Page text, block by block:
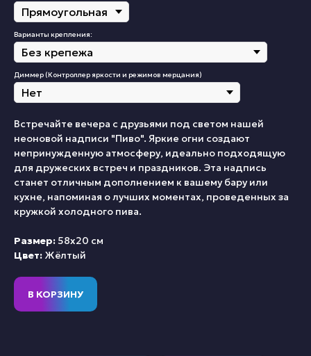
Варианты крепления:
Диммер (Контроллер яркости и режимов мерцания)
Встречайте вечера с друзьями под светом нашей
неоновой надписи "Пиво". Яркие огни создают
непринужденную атмосферу, идеально подходящую
для дружеских встреч и праздников. Эта надпись
станет отличным дополнением к вашему бару или
кухне, напоминая о лучших моментах, проведенных за
кружкой холодного пива.
Размер: 58х20 см
Цвет: Жёлтый
В КОРЗИНУ